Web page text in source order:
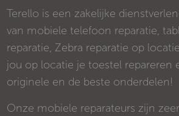
Terello is een zakelijke
van mobiele telefoon reparatie,
reparatie, Zebra reparatie op
jou op locatie je toestel repareren
originele en de beste onderdelen!
Onze mobiele reparateurs zijn